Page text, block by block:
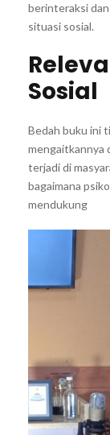
berinteraksi
situasi sosial.
Sosial
Bedah buku ini
mengaitkannya
terjadi di
bagaimana
mendukung